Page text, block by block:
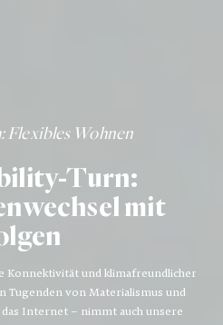
: Flexibles Wohnen
Turn:
mit
Konnektivität und klimafreundlicher
Tugenden von Materialismus und
das Internet - nimmt auch unsere